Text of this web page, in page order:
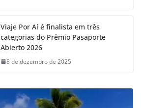
Viaje Por Aí é finalista em três
categorias do Prêmio Pasaporte
Abierto 2026
8 de dezembro de 2025